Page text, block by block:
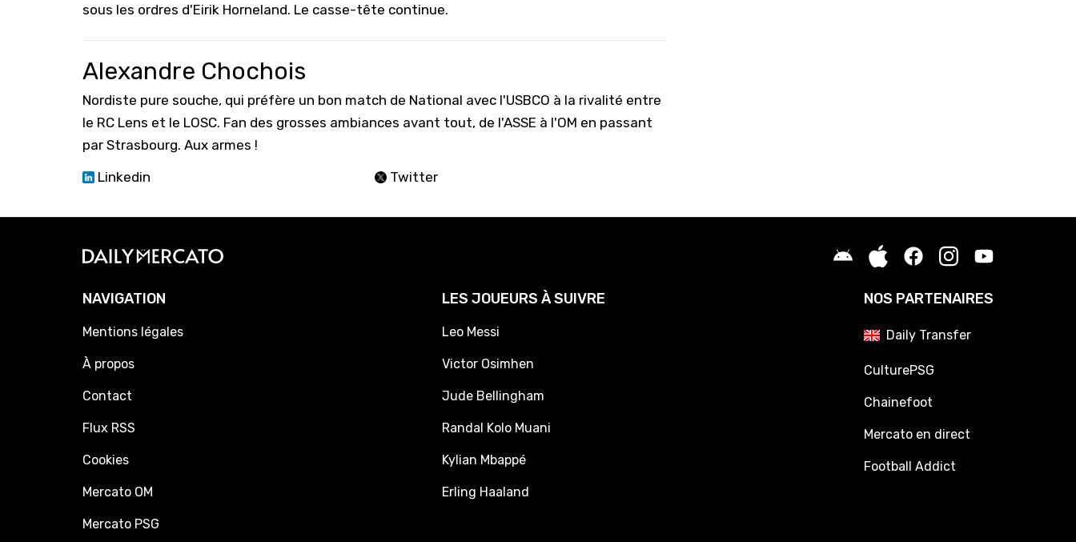
sous les ordres d'Eirik Horneland. Le casse-tête continue.
Alexandre Chochois
Nordiste pure souche, qui préfère un bon match de National avec l'USBCO à la rivalité entre
le RC Lens et le LOSC. Fan des grosses ambiances avant tout, de l'ASSE à l'OM en passant
par Strasbourg. Aux armes !
Linkedin
Twitter
NAVIGATION
Mentions légales
À propos
Contact
Flux RSS
Cookies
Mercato OM
Mercato PSG
LES JOUEURS À SUIVRE
Leo Messi
Victor Osimhen
Jude Bellingham
Randal Kolo Muani
Kylian Mbappé
Erling Haaland
NOS PARTENAIRES
Daily Transfer
CulturePSG
Chainefoot
Mercato en direct
Football Addict